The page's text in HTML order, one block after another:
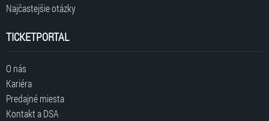
Najčastejšie otázky
TICKETPORTAL
O nás
Kariéra
Predajné miesta
Kontakt a DSA